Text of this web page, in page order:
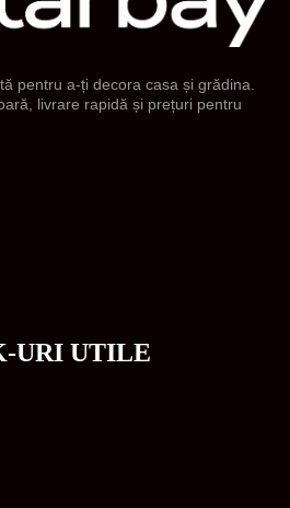
pentru a-ți decora casa și grădina.
livrare rapidă și prețuri pentru
URI UTILE